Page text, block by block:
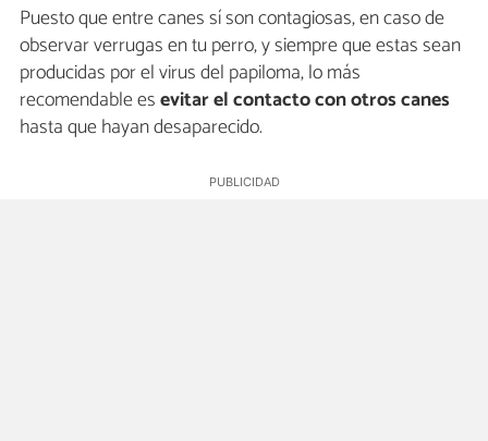
Puesto que entre canes sí son contagiosas, en caso de
observar verrugas en tu perro, y siempre que estas sean
producidas por el virus del papiloma, lo más
recomendable esevitar el contacto con otros canes
hasta que hayan desaparecido.